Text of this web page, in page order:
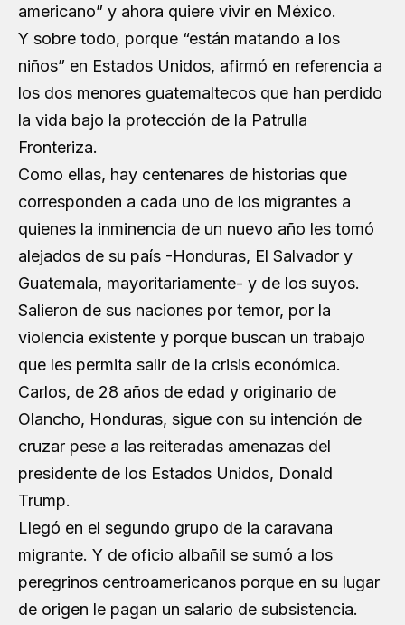
americano” y ahora quiere vivir en México.
Y sobre todo, porque “están matando a los
niños” en Estados Unidos, afirmó en referencia a
los dos menores guatemaltecos que han perdido
la vida bajo la protección de la Patrulla
Fronteriza.
Como ellas, hay centenares de historias que
corresponden a cada uno de los migrantes a
quienes la inminencia de un nuevo año les tomó
alejados de su país -Honduras, El Salvador y
Guatemala, mayoritariamente- y de los suyos.
Salieron de sus naciones por temor, por la
violencia existente y porque buscan un trabajo
que les permita salir de la crisis económica.
Carlos, de 28 años de edad y originario de
Olancho, Honduras, sigue con su intención de
cruzar pese a las reiteradas amenazas del
presidente de los Estados Unidos, Donald
Trump.
Llegó en el segundo grupo de la caravana
migrante. Y de oficio albañil se sumó a los
peregrinos centroamericanos porque en su lugar
de origen le pagan un salario de subsistencia.